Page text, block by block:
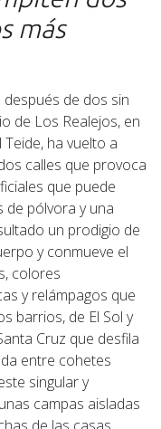
más
de dos sin
de Los Realejos, en
ha vuelto a
calles que provoca
que puede
de pólvora y una
un prodigio de
y conmueve el
colores
y relámpagos que
barrios, de El Sol y
Cruz que desfila
entre cohetes
singular y
campas aisladas